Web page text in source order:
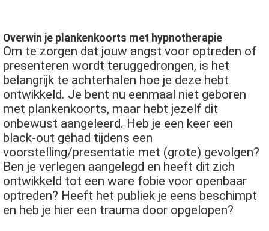
Overwin je plankenkoorts met hypnotherapie
Om te zorgen dat jouw angst voor optreden of
presenteren wordt teruggedrongen, is het
belangrijk te achterhalen hoe je deze hebt
ontwikkeld. Je bent nu eenmaal niet geboren
met plankenkoorts, maar hebt jezelf dit
onbewust aangeleerd. Heb je een keer een
black-out gehad tijdens een
voorstelling/presentatie met (grote) gevolgen?
Ben je verlegen aangelegd en heeft dit zich
ontwikkeld tot een ware fobie voor openbaar
optreden? Heeft het publiek je eens beschimpt
en heb je hier een trauma door opgelopen?